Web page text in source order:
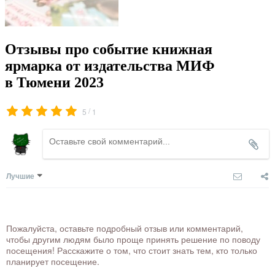
Отзывы про событие книжная
ярмарка от издательства МИФ
в Тюмени 2023
5 / 1
Лучшие
Пожалуйста, оставьте подробный отзыв или комментарий,
чтобы другим людям было проще принять решение по поводу
посещения! Расскажите о том, что стоит знать тем, кто только
планирует посещение.